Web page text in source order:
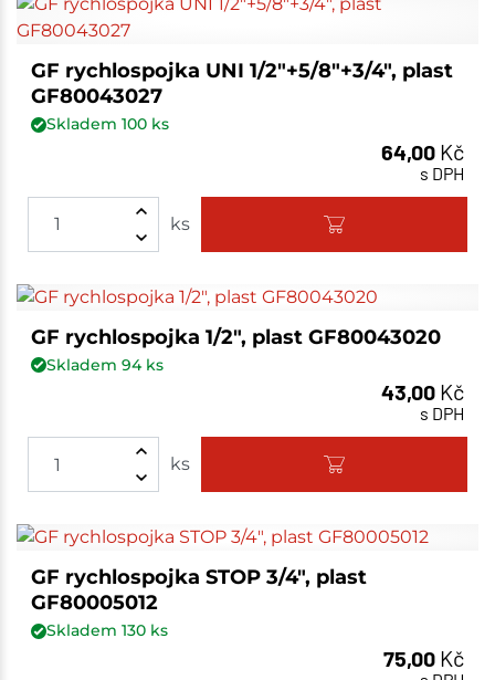
GF rychlospojka UNI 1/2"+5/8"+3/4", plast
GF80043027
Skladem 100ks
64,00 Kč
s DPH
ks
GF rychlospojka 1/2", plast GF80043020
Skladem 94ks
43,00 Kč
s DPH
ks
GF rychlospojka STOP 3/4", plast
GF80005012
Skladem 130ks
75,00 Kč